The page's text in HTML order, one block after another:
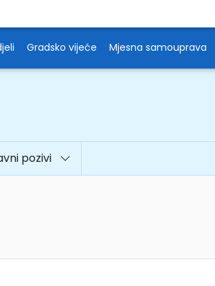
Gradsko vijeće Mjesna samouprava
pozivi